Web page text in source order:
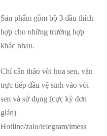
vệ
sinh
số
Sản phẩm gồm bộ 3 đầu thích
hợp cho những trường hợp
khác nhau.
Chỉ cần tháo vòi hoa sen, vặn
trực tiếp đầu vệ sinh vào vòi
sen và sử dụng (cực kỳ đơn
giản)
Hotline/zalo/telegram/imess